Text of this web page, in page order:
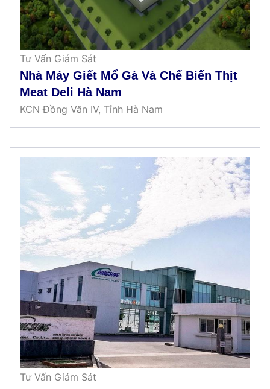
Tư Vấn Giám Sát
Nhà Máy Giết Mổ Gà Và Chế Biến Thịt
Meat Deli Hà Nam
KCN Đồng Văn IV, Tỉnh Hà Nam
Tư Vấn Giám Sát